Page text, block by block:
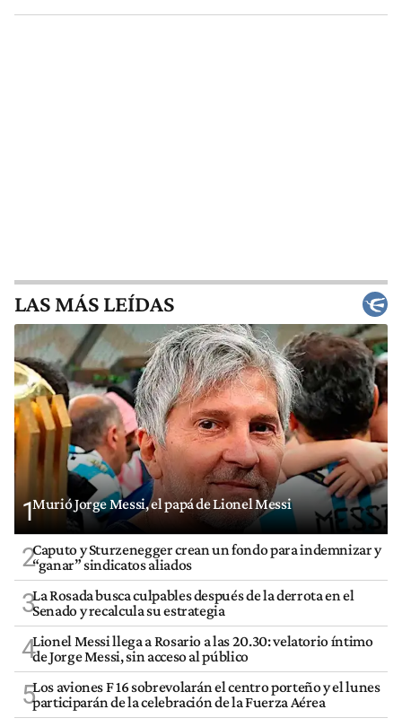
LAS MÁS LEÍDAS
1Murió Jorge Messi, el papá de Lionel Messi
2Caputo y Sturzenegger crean un fondo para indemnizar y
“ganar” sindicatos aliados
3La Rosada busca culpables después de la derrota en el
Senado y recalcula su estrategia
4Lionel Messi llega a Rosario a las 20.30: velatorio íntimo
de Jorge Messi, sin acceso al público
5Los aviones F 16 sobrevolarán el centro porteño y el lunes
participarán de la celebración de la Fuerza Aérea